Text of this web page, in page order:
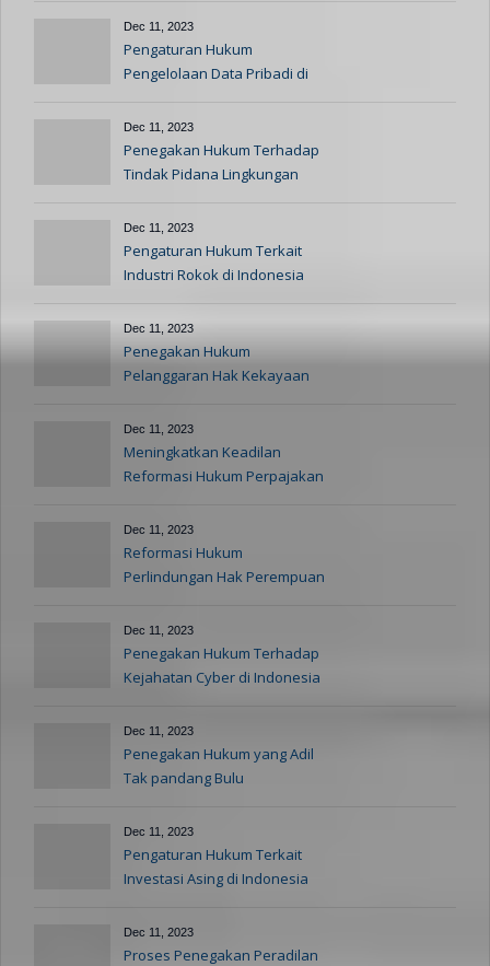
Dec 11, 2023
Pengaturan Hukum
Pengelolaan Data Pribadi di
Dec 11, 2023
Penegakan Hukum Terhadap
Tindak Pidana Lingkungan
Dec 11, 2023
Pengaturan Hukum Terkait
Industri Rokok di Indonesia
Dec 11, 2023
Penegakan Hukum
Pelanggaran Hak Kekayaan
Dec 11, 2023
Meningkatkan Keadilan
Reformasi Hukum Perpajakan
Dec 11, 2023
Reformasi Hukum
Perlindungan Hak Perempuan
Dec 11, 2023
Penegakan Hukum Terhadap
Kejahatan Cyber di Indonesia
Dec 11, 2023
Penegakan Hukum yang Adil
Tak pandang Bulu
Dec 11, 2023
Pengaturan Hukum Terkait
Investasi Asing di Indonesia
Dec 11, 2023
Proses Penegakan Peradilan